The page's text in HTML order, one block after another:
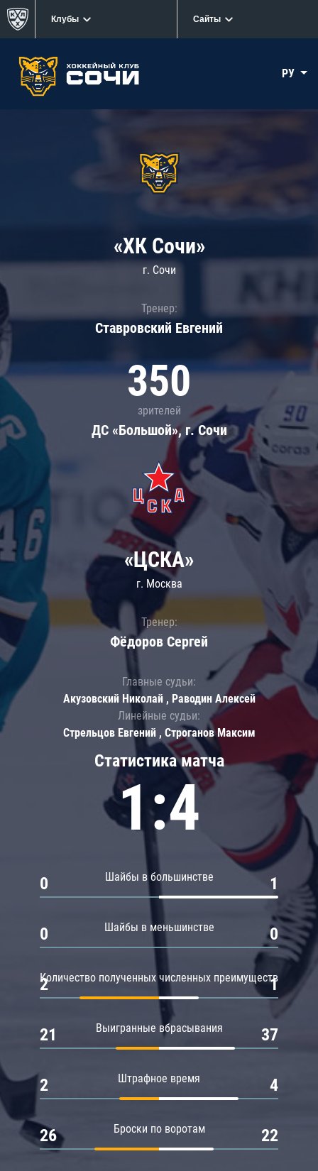
Клубы Сайты
РУ
«ХК Сочи»
г. Сочи
Тренер:
Ставровский Евгений
350
зрителей
ДС «Большой», г. Сочи
Статистика матча
1:4
Шайбы в большинстве
0 1
Шайбы в меньшинстве
0 0
Количество полученных численных преимуществ
2 1
Выигранные вбрасывания
21 37
Штрафное время
2 4
Броски по воротам
26 22
«ЦСКА»
г. Москва
Тренер:
Фёдоров Сергей
Главные судьи:
Акузовский Николай , Раводин Алексей
Линейные судьи:
Стрельцов Евгений , Строганов Максим